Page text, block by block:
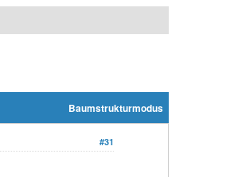
Baumstrukturmodus
#31